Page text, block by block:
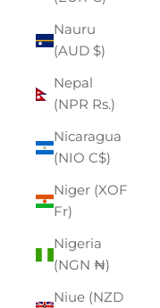
Nauru
(AUD $)
Nepal
(NPR Rs.)
Nicaragua
(NIO C$)
Niger (XOF
Fr)
Nigeria
(NGN ₦)
Niue (NZD